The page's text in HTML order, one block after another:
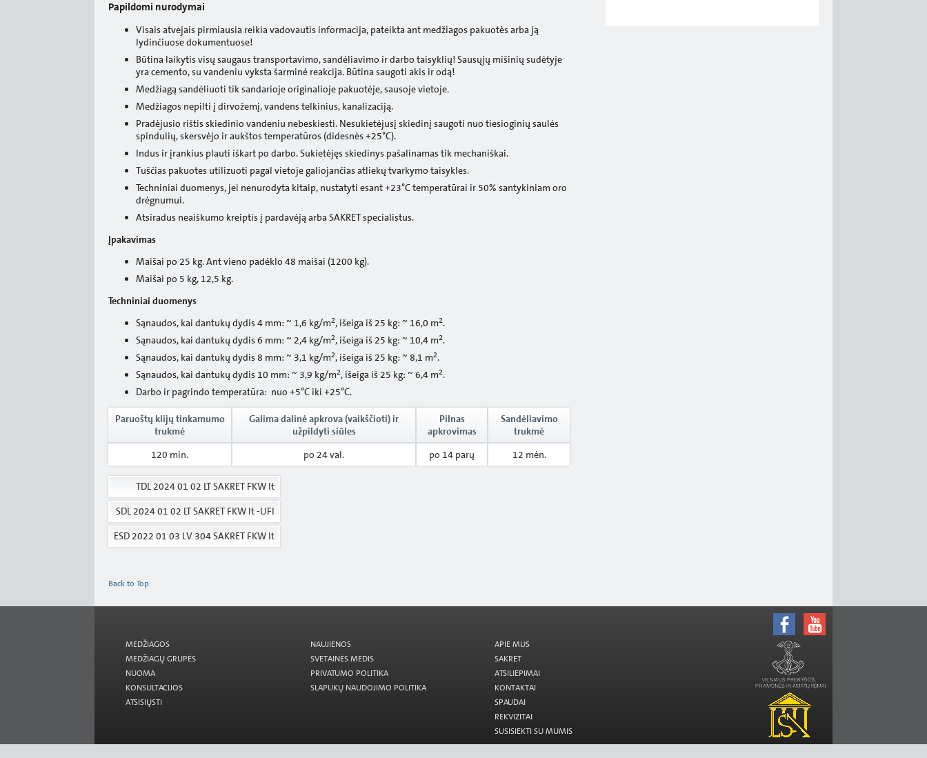
Papildomi nurodymai
Visais atvejais pirmiausia reikia vadovautis informacija, pateikta ant medžiagos pakuotės arba ją
lydinčiuose dokumentuose!
Būtina laikytis visų saugaus transportavimo, sandėliavimo ir darbo taisyklių! Sausųjų mišinių sudėtyje
yra cemento, su vandeniu vyksta šarminė reakcija. Būtina saugoti akis ir odą!
Medžiagą sandėliuoti tik sandarioje originalioje pakuotėje, sausoje vietoje.
Medžiagos nepilti į dirvožemį, vandens telkinius, kanalizaciją.
Pradėjusio rištis skiedinio vandeniu nebeskiesti. Nesukietėjusį skiedinį saugoti nuo tiesioginių saulės
spindulių, skersvėjo ir aukštos temperatūros (didesnės +25°C).
Indus ir įrankius plauti iškart po darbo. Sukietėjęs skiedinys pašalinamas tik mechaniškai.
Tuščias pakuotes utilizuoti pagal vietoje galiojančias atliekų tvarkymo taisykles.
Techniniai duomenys, jei nenurodyta kitaip, nustatyti esant +23°C temperatūrai ir 50% santykiniam oro
drėgnumui.
Atsiradus neaiškumo kreiptis į pardavėją arba SAKRET specialistus.
Įpakavimas
Maišai po 25 kg. Ant vieno padėklo 48 maišai (1200 kg).
Maišai po 5 kg, 12,5 kg.
Techniniai duomenys
Sąnaudos, kai dantukų dydis 4 mm: ~ 1,6 kg/m2, išeiga iš 25 kg: ~ 16,0 m2.
Sąnaudos, kai dantukų dydis 6 mm: ~ 2,4 kg/m2, išeiga iš 25 kg: ~ 10,4 m2.
Sąnaudos, kai dantukų dydis 8 mm: ~ 3,1 kg/m2, išeiga iš 25 kg: ~ 8,1 m2.
Sąnaudos, kai dantukų dydis 10 mm: ~ 3,9 kg/m2, išeiga iš 25 kg: ~ 6,4 m2.
Darbo ir pagrindo temperatūra: nuo +5°C iki +25°C.
Paruoštų klijų tinkamumo
trukmė
Galima dalinė apkrova (vaikščioti) ir
užpildyti siūles
Pilnas
apkrovimas
Sandėliavimo
trukmė
120 min.
po 24 val. po 14 parų 12 mėn.
TDL 2024 01 02 LT SAKRET FKW lt
SDL 2024 01 02 LT SAKRET FKW lt -UFI
ESD 2022 01 03 LV 304 SAKRET FKW lt
Back to Top
MEDŽIAGOS
MEDŽIAGŲ GRUPĖS
NUOMA
KONSULTACIJOS
ATSISIŲSTI
NAUJIENOS
SVETAINĖS MEDIS
PRIVATUMO POLITIKA
SLAPUKŲ NAUDOJIMO POLITIKA
APIE MUS
SAKRET
ATSILIEPIMAI
KONTAKTAI
SPAUDAI
REKVIZITAI
SUSISIEKTI SU MUMIS